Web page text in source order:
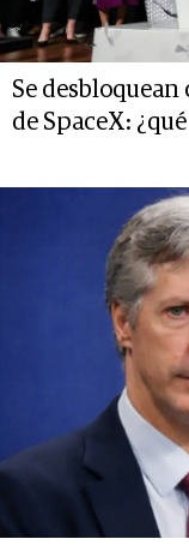
Se
de SpaceX: